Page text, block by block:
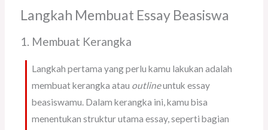
Langkah Membuat Essay Beasiswa
1. Membuat Kerangka
Langkah pertama yang perlu kamu lakukan adalah
membuat kerangka atau outlineuntuk essay
beasiswamu. Dalam kerangka ini, kamu bisa
menentukan struktur utama essay, seperti bagian